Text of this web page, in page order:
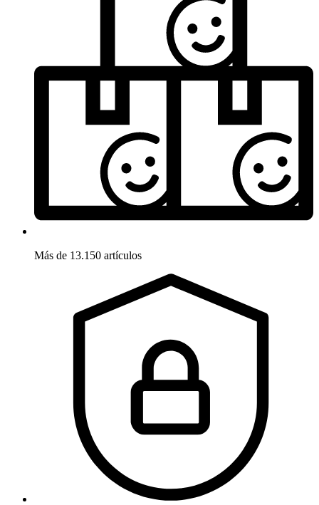
Más de 13.150 artículos